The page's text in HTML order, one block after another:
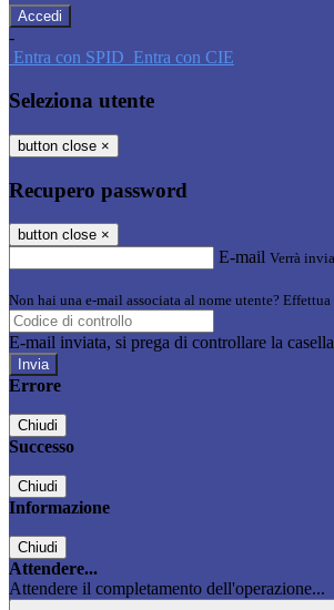
-
Entra con SPID Entra con CIE
Seleziona utente
button close ×
Recupero password
button close ×
E-mail Verrà
Non hai una e-mail associata al nome utente?
E-mail inviata, si prega di controllare la
Errore
Chiudi
Successo
Chiudi
Informazione
Chiudi
Attendere...
Attendere il completamento dell'operazione...